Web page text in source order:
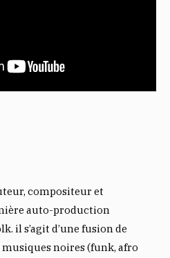
compositeur et
auto-production
il s’agit d’une fusion de
noires (funk, afro